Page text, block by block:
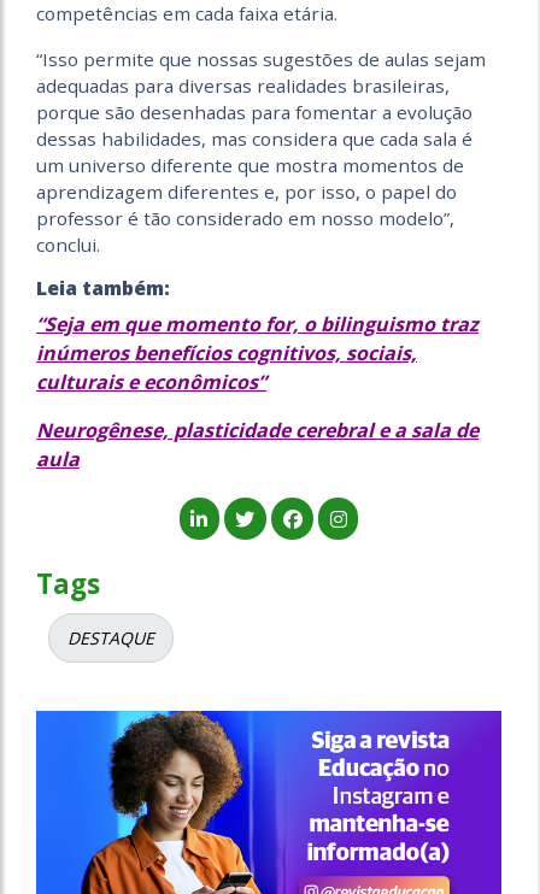
competências em cada faixa etária.
“Isso permite que nossas sugestões de aulas sejam
adequadas para diversas realidades brasileiras,
porque são desenhadas para fomentar a evolução
dessas habilidades, mas considera que cada sala é
um universo diferente que mostra momentos de
aprendizagem diferentes e, por isso, o papel do
professor é tão considerado em nosso modelo”,
conclui.
Leia também:
“Seja em que momento for, o bilinguismo traz
inúmeros benefícios cognitivos, sociais,
culturais e econômicos”
Neurogênese, plasticidade cerebral e a sala de
aula
Tags
DESTAQUE